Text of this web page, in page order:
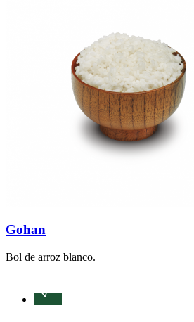
Gohan
Bol de arroz blanco.